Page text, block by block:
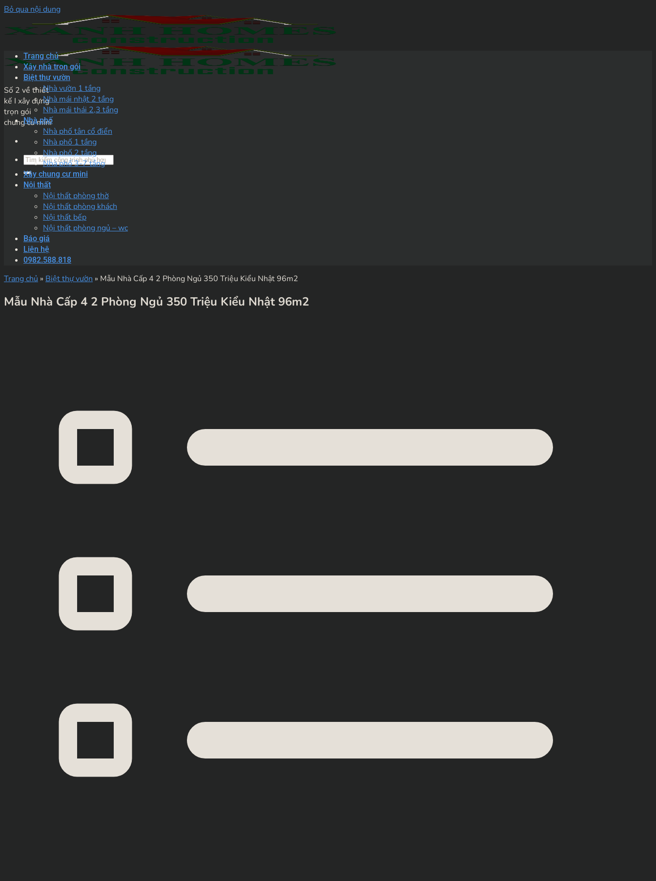
Bỏ qua nội dung
Số 2 về thiết
kế I xây dựng
trọn gói
chung cư mini
Trang chủ
Xây nhà trọn gói
Biệt thự vườn
Nhà vườn 1 tầng
Nhà mái nhật 2 tầng
Nhà mái thái 2,3 tầng
Nhà phố
Nhà phố tân cổ điển
Nhà phố 1 tầng
Nhà phố 2 tầng
Nhà phố 3-7 tầng
Xây chung cư mini
Nội thất
Nội thất phòng thờ
Nội thất phòng khách
Nội thất bếp
Nội thất phòng ngủ – wc
Báo giá
Liên hệ
0982.588.818
Trang chủ » Biệt thự vườn » Mẫu Nhà Cấp 4 2 Phòng Ngủ 350 Triệu Kiểu Nhật 96m2
Mẫu Nhà Cấp 4 2 Phòng Ngủ 350 Triệu Kiểu Nhật 96m2